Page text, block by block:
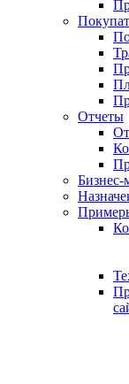
Отчеты
Бизнес-